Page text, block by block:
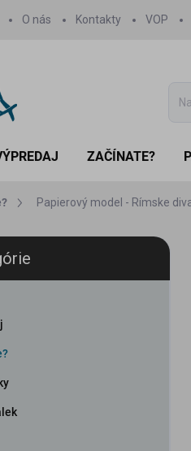
O nás Kontakty VOP
ZAČÍNATE?
Papierový model - Rímske